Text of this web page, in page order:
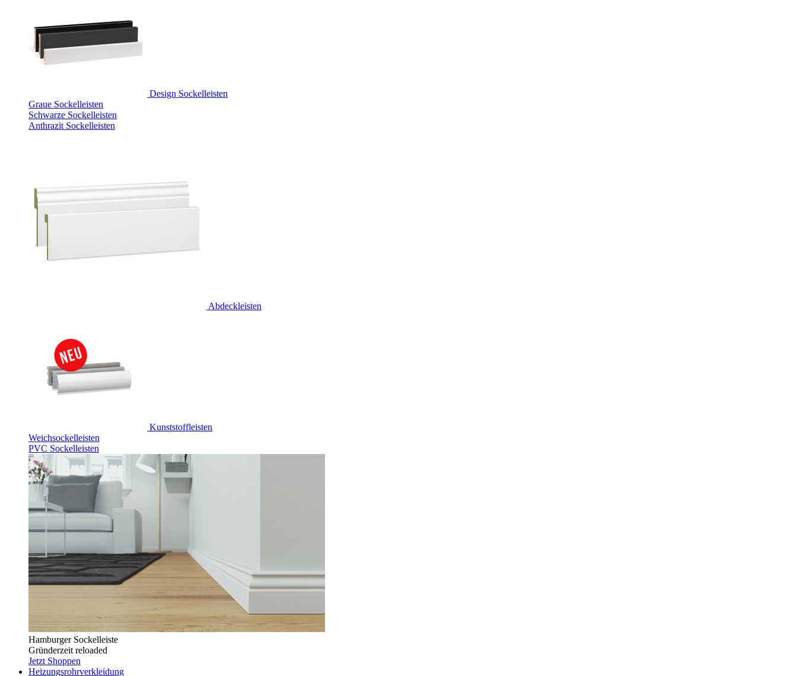
Design Sockelleisten
Graue Sockelleisten
Schwarze Sockelleisten
Anthrazit Sockelleisten
Abdeckleisten
Kunststoffleisten
Weichsockelleisten
PVC Sockelleisten
Hamburger Sockelleiste
Gründerzeit reloaded
Jetzt Shoppen
Heizungsrohrverkleidung